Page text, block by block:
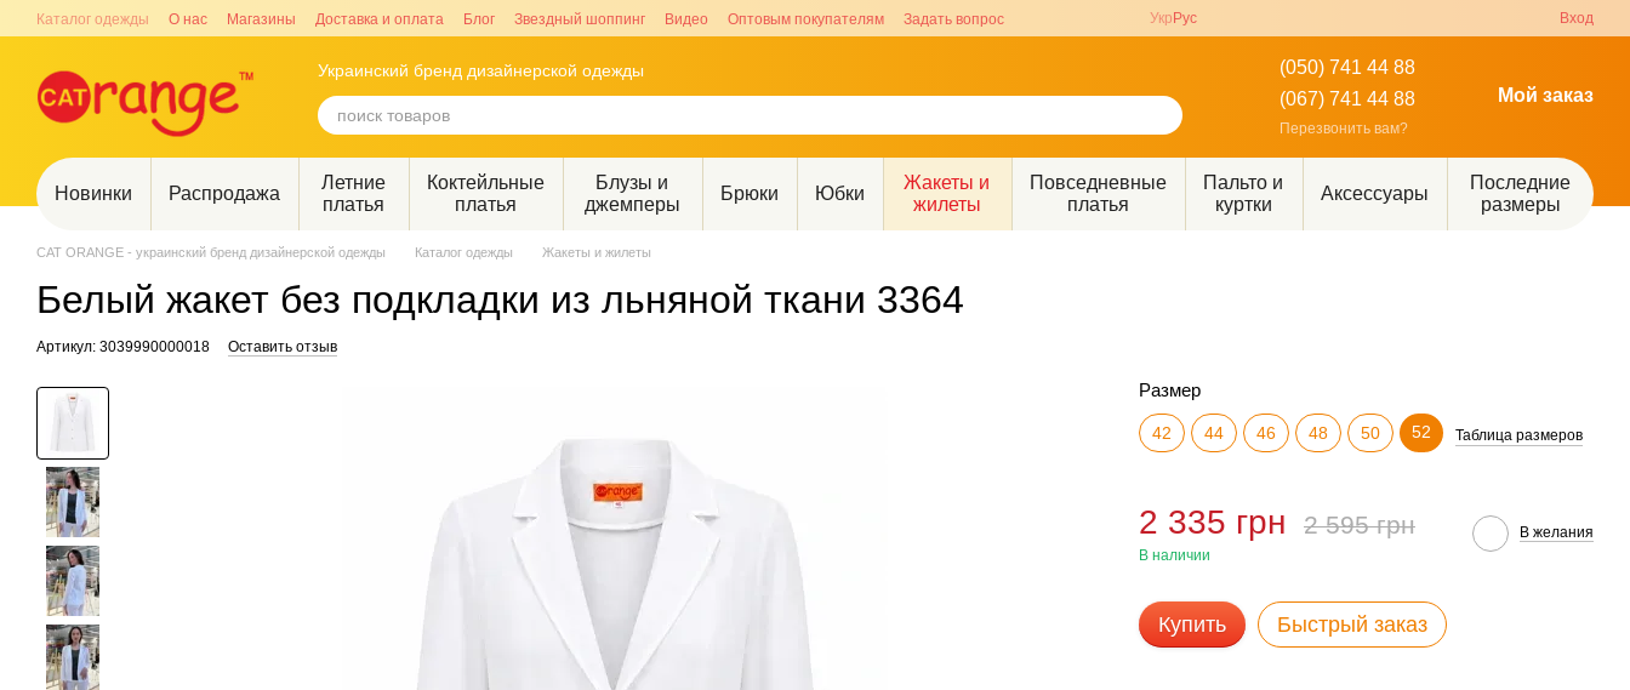
Перейти к основному контенту
Каталог одежды О нас Магазины Доставка и оплата Блог Звездный шоппинг Видео Оптовым покупателям Задать вопрос Укр Рус Вход
Украинский бренд дизайнерской одежды
(050) 741 44 88
(067) 741 44 88
Перезвонить вам?
Мой заказ
Новинки Распродажа
Летние
платья
Коктейльные
платья
Блузы и
джемперы
Брюки Юбки
Жакеты и
жилеты
Повседневные
платья
Пальто и
куртки
Аксессуары
Последние
размеры
CAT ORANGE - украинский бренд дизайнерской одежды Каталог одежды Жакеты и жилеты
Белый жакет без подкладки из льняной ткани 3364
Артикул: 3039990000018 Оставить отзыв
Размер
42 44 46 48 50 52 Таблица размеров
2 335 грн 2 595 грн
В наличии
В желания
Купить Быстрый заказ